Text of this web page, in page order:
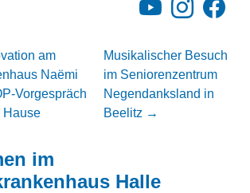
YouTubeInstagram
am
Naëmi
Vorgespräch
Hause
Musikalischer Besuch
im Seniorenzentrum
Negendanksland in
Beelitz →
im
Halle